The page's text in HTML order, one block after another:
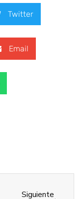
Twitter
Email
Siguiente